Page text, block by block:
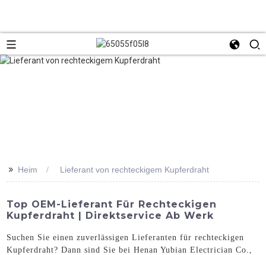
>> Heim Lieferant von rechteckigem Kupferdraht
Top OEM-Lieferant Für Rechteckigen
Kupferdraht | Direktservice Ab Werk
Suchen Sie einen zuverlässigen Lieferanten für rechteckigen
Kupferdraht? Dann sind Sie bei Henan Yubian Electrician Co.,